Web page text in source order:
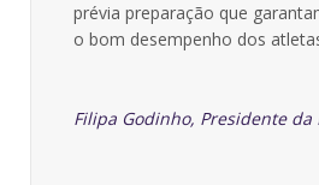
prévia preparação que
o bom desempenho dos
Filipa Godinho, Presidente da